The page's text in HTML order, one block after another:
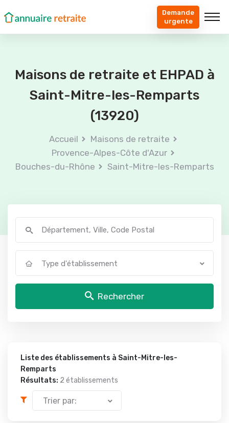
Demande
urgente
Maisons de retraite et EHPAD à
Saint-Mitre-les-Remparts
(13920)
Accueil
Maisons de retraite
Provence-Alpes-Côte d'Azur
Bouches-du-Rhône
Saint-Mitre-les-Remparts
Type d'établissement
Rechercher
Liste des établissements à Saint-Mitre-les-
Remparts
Résultats: 2 établissements
Trier par: